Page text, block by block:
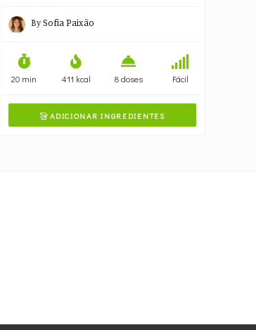
BySofia Paixão
20 min 411 kcal 8 doses Fácil
ADICIONAR INGREDIENTES